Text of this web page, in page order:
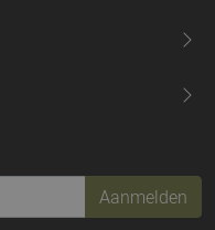
13.30-17.30
09.30-17.30
Aanmelden